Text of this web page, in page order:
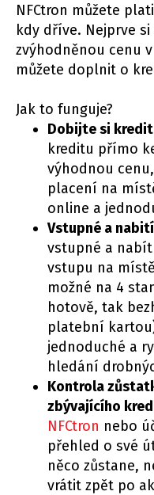
NFCtron můžete
kdy dříve. Nejprve
zvýhodněnou cenu
můžete doplnit o
Jak to funguje?
Dobijte si
kreditu přímo
výhodnou
placení na
online a
Vstupné a
vstupné a
vstupu na
možné na 4
hotově, tak
platební
jednoduché a
hledání
Kontrola
zbývajícího
NFCtron nebo
přehled o své
něco zůstane,
vrátit zpět po